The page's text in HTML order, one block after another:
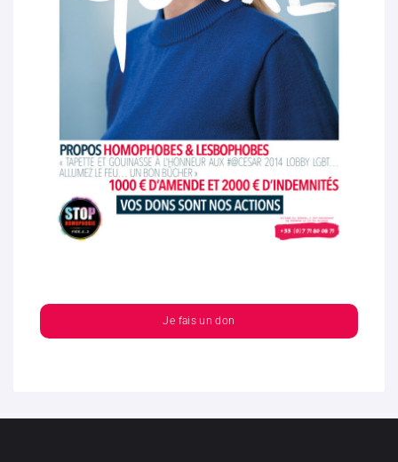
Je fais un don